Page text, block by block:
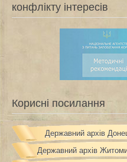
конфлікту інтересів
Корисні посилання
Державний архів
Державний архів